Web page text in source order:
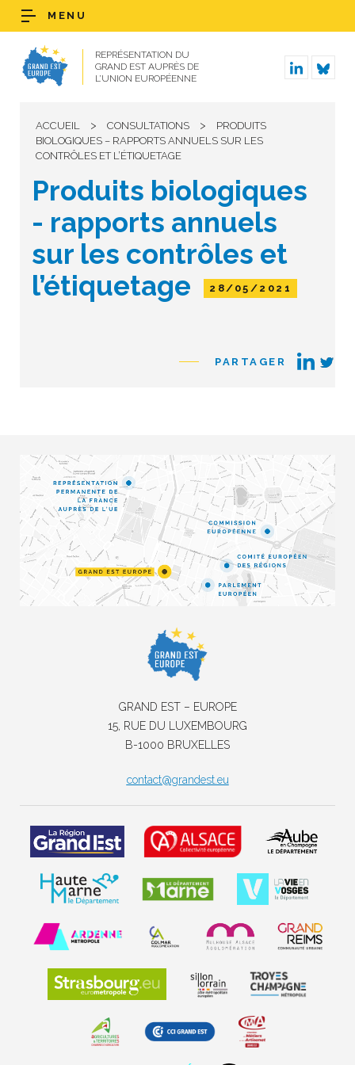
REPRÉSENTATION DU
GRAND EST AUPRÈS DE
L’UNION EUROPÉENNE
MENU
ACCUEIL > CONSULTATIONS >
PRODUITS
BIOLOGIQUES – RAPPORTS ANNUELS SUR LES
CONTRÔLES ET L’ÉTIQUETAGE
Produits biologiques
- rapports annuels
sur les contrôles et
l’étiquetage
28/05/2021
PARTAGER
GRAND EST – EUROPE
15, RUE DU LUXEMBOURG
B-1000 BRUXELLES
contact@grandest.eu